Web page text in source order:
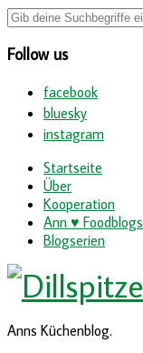
Follow us
facebook
bluesky
instagram
Startseite
Über
Kooperation
Ann ♥ Foodblogs
Blogserien
Anns Küchenblog.